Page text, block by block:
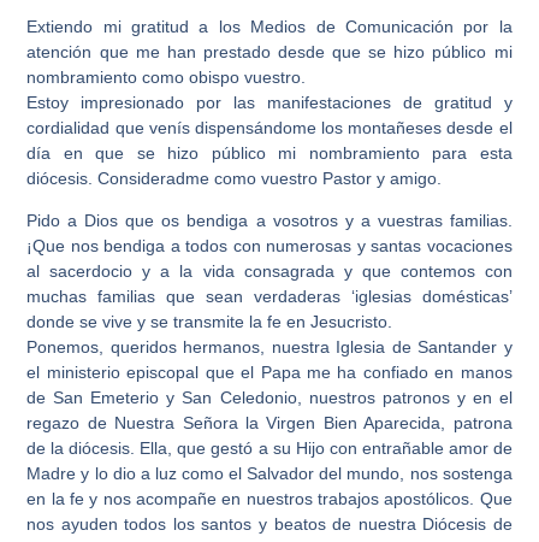
Extiendo mi gratitud a los Medios de Comunicación por la
atención que me han prestado desde que se hizo público mi
nombramiento como obispo vuestro.
Estoy impresionado por las manifestaciones de gratitud y
cordialidad que venís dispensándome los montañeses desde el
día en que se hizo público mi nombramiento para esta
diócesis. Consideradme como vuestro Pastor y amigo.
Pido a Dios que os bendiga a vosotros y a vuestras familias.
¡Que nos bendiga a todos con numerosas y santas vocaciones
al sacerdocio y a la vida consagrada y que contemos con
muchas familias que sean verdaderas ‘iglesias domésticas’
donde se vive y se transmite la fe en Jesucristo.
Ponemos, queridos hermanos, nuestra Iglesia de Santander y
el ministerio episcopal que el Papa me ha confiado en manos
de San Emeterio y San Celedonio, nuestros patronos y en el
regazo de Nuestra Señora la Virgen Bien Aparecida, patrona
de la diócesis. Ella, que gestó a su Hijo con entrañable amor de
Madre y lo dio a luz como el Salvador del mundo, nos sostenga
en la fe y nos acompañe en nuestros trabajos apostólicos. Que
nos ayuden todos los santos y beatos de nuestra Diócesis de